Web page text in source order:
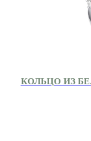
КОЛЬЦО ИЗ